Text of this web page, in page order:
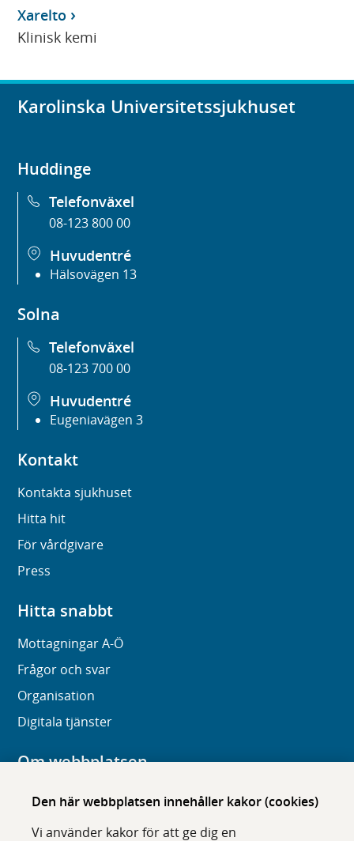
Den här webbplatsen innehåller kakor (cookies)
Vi använder kakor för att ge dig en
Xarelto
Klinisk kemi
Karolinska Universitetssjukhuset
Huddinge
Telefonväxel
08-123 800 00
Huvudentré
Hälsovägen 13
Solna
Telefonväxel
08-123 700 00
Huvudentré
Eugeniavägen 3
Kontakt
Kontakta sjukhuset
Hitta hit
För vårdgivare
Press
Hitta snabbt
Mottagningar A-Ö
Frågor och svar
Organisation
Digitala tjänster
Om webbplatsen
Om karolinska.se